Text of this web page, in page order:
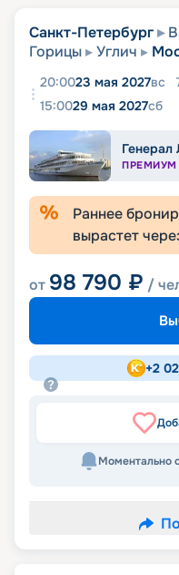
Санкт-Петербург
Горицы
Углич
20:0023 мая 2027вс
15:0029 мая 2027сб
Генерал
ПРЕМИУМ
Раннее
вырастет
от 98 790 ₽ /
+2
Моментально